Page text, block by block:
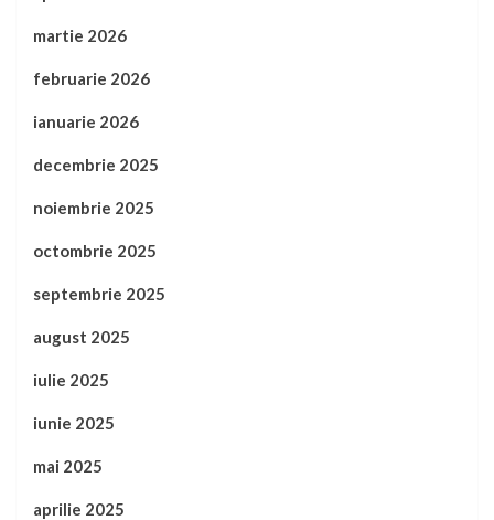
martie 2026
februarie 2026
ianuarie 2026
decembrie 2025
noiembrie 2025
octombrie 2025
septembrie 2025
august 2025
iulie 2025
iunie 2025
mai 2025
aprilie 2025